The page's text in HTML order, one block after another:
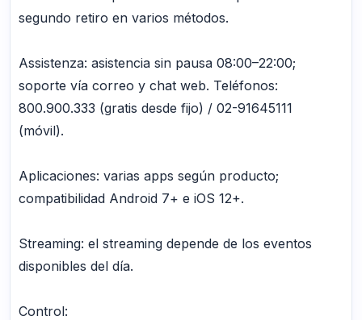
segundo retiro en varios métodos.
Assistenza: asistencia sin pausa 08:00–22:00;
soporte vía correo y chat web. Teléfonos:
800.900.333 (gratis desde fijo) / 02-91645111
(móvil).
Aplicaciones: varias apps según producto;
compatibilidad Android 7+ e iOS 12+.
Streaming: el streaming depende de los eventos
disponibles del día.
Control: